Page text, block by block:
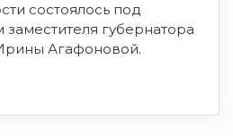
состоялось под
губернатора
Агафоновой.